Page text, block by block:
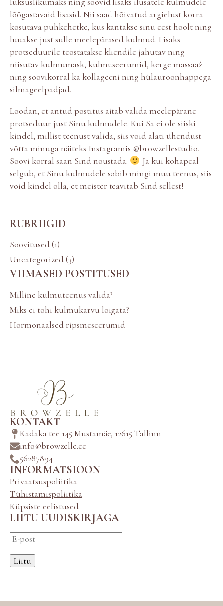
RUBRIIGID
Soovitused(1)
Uncategorized(3)
VIIMASED POSTITUSED
Milline kulmuteenus valida?
Miks ei tohi kulmukarvu lõigata?
Hormonaalsed ripsmeseerumid
lõõgastavaid lisasid. Nii saad hõivatud argielust korra
kosutava puhkehetke, kus kantakse sinu eest hoolt ning
luuakse just sulle meelepärased kulmud. Lisaks
protseduurile teostatakse kliendile jahutav ning
niisutav kulmumask, kulmuseerumid, kerge massaaž
ning soovikorral ka kollageeni ning hülauroonhappega
silmageelpadjad.
Loodan, et antud postitus aitab valida meelepärane
protseduur just Sinu kulmudele. Kui Sa ei ole siiski
kindel, millist teenust valida, siis võid alati ühendust
võtta minuga näiteks Instagramis @browzellestudio.
Soovi korral saan Sind nõustada.
Ja kui kohapeal
selgub, et Sinu kulmudele sobib mingi muu teenus, siis
võid kindel olla, et meister teavitab Sind sellest!
KONTAKT
Kadaka tee 145 Mustamäe, 12615 Tallinn
info@browzelle.ee
56287894
INFORMATSIOON
Privaatsuspoliitika
Tühistamispoliitika
Küpsiste eelistused
LIITU UUDISKIRJAGA
Liitu